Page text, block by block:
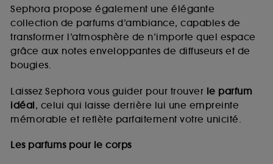
Sephora propose également une élégante
collection de parfums d’ambiance, capables de
transformer l’atmosphère de n’importe quel espace
grâce aux notes enveloppantes de diffuseurs et de
bougies.
Laissez Sephora vous guider pour trouver le parfum
idéal, celui qui laisse derrière lui une empreinte
mémorable et reflète parfaitement votre unicité.
Les parfums pour le corps
de vous plaire via des publicités, y compris sur des
sites tiers et sur les réseaux sociaux, sur la base
des pages que vous avez consultées, de votre
navigation, et de l'historique de vos interactions.
d’en améliorer la performance.
Cookies de sécurisation des paiements en ligne :
fraudes aux moyens de paiement et les
usurpations d’identité.